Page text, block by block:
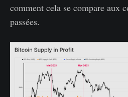
comment cela se compare aux
passées.